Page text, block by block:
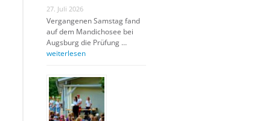
27. Juli 2026
Vergangenen Samstag fand
auf dem Mandichosee bei
Augsburg die Prüfung …
weiterlesen